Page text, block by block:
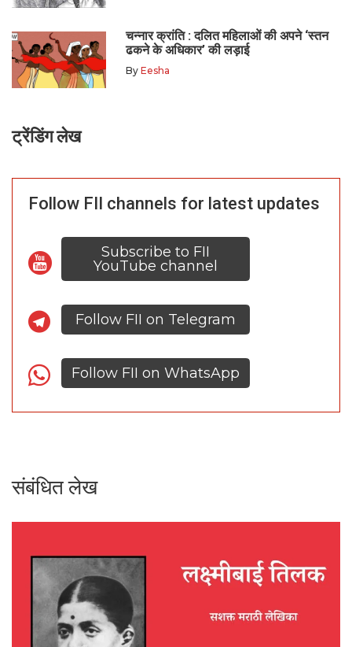
चन्नार क्रांति : दलित महिलाओं की अपने ‘स्तन
ढकने के अधिकार’ की लड़ाई
By Eesha
ट्रेंडिंग लेख
Follow FII channels for latest updates
Subscribe to FII
YouTube channel
Follow FII on Telegram
Follow FII on WhatsApp
संबंधित लेख